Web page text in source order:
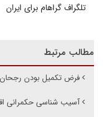
تلگراف گراهام برای ایران
مطالب مرتبط
فرض تکمیل بودن
آسیب شناسی حکمرانی